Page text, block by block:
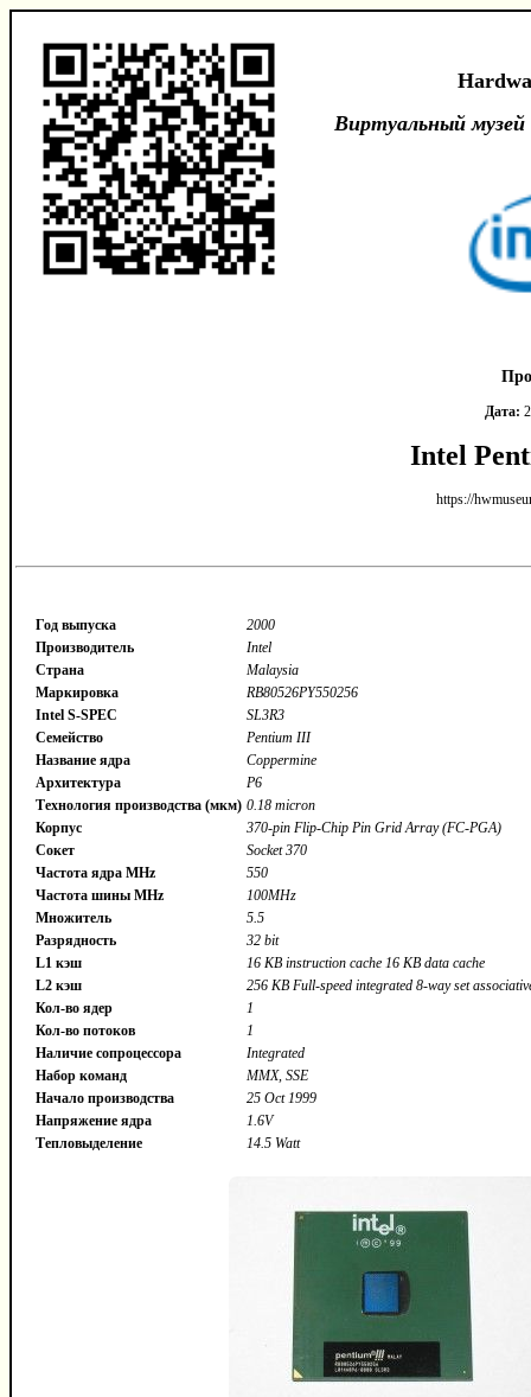
Виртуальный
Дата:
Intel
https://
Год выпуска
2000
Производитель
Intel
Страна
Malaysia
Маркировка
RB80526PY550256
Intel S-SPEC
SL3R3
Семейство
Pentium III
Название ядра
Coppermine
Архитектура
P6
Технология производства (мкм) 0.18 micron
Корпус
370-pin Flip-Chip Pin Grid Array (FC-PGA)
Сокет
Socket 370
Частота ядра MHz
550
Частота шины MHz
100MHz
Множитель
5.5
Разрядность
32 bit
L1 кэш
16 KB instruction cache 16 KB data cache
L2 кэш
256 KB Full-speed integrated 8-way set
Кол-во ядер
1
Кол-во потоков
1
Наличие сопроцессора
Integrated
Набор команд
MMX, SSE
Начало производства
25 Oct 1999
Напряжение ядра
1.6V
Тепловыделение
14.5 Watt